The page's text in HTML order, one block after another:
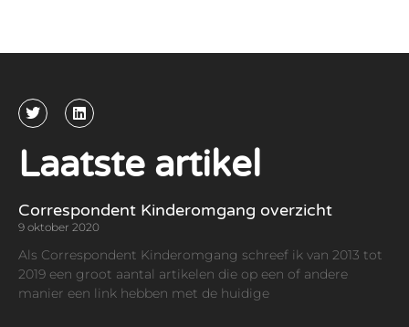
Laatste artikel
Correspondent Kinderomgang overzicht
9 oktober 2020
Als Correspondent Kinderomgang schreef ik van 2013 tot
2019 een groot aantal artikelen die op een of andere
manier een link hebben met de huidige